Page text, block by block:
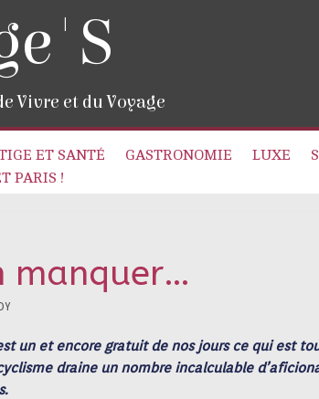
Vivre et du Voyage
ET SANTÉ GASTRONOMIE LUXE
PARIS !
manquer…
un et encore gratuit de nos jours ce qui est
draine un nombre incalculable